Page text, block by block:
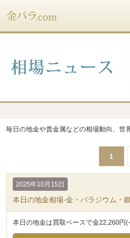
毎日の地金や貴金属などの相場動向、世
1
2025年10月15日
本日の地金相場-金・パラジウム・
本日の地金は買取ベースで金22,260円